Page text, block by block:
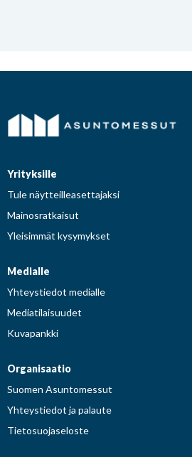
Yrityksille
Tule näytteilleasettajaksi
Mainosratkaisut
Yleisimmät kysymykset
Medialle
Yhteystiedot medialle
Mediatilaisuudet
Kuvapankki
Organisaatio
Suomen Asuntomessut
Yhteystiedot ja palaute
Tietosuojaseloste